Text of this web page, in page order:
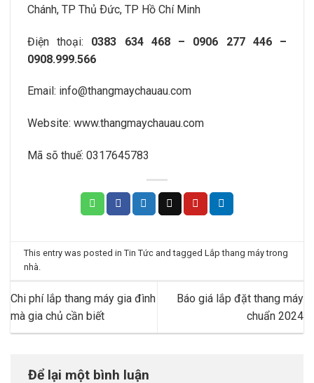
Chánh, TP Thủ Ðức, TP Hồ Chí Minh
Điện thoại: 0383 634 468 – 0906 277 446 –
0908.999.566
Email: info@thangmaychauau.com
Website: www.thangmaychauau.com
Mã sõ thuế: 0317645783
This entry was posted inTin Tức and taggedLắp thang máy trong
nhà.
Chi phí lắp thang máy gia đình
mà gia chủ cần biết
Báo giá lắp đặt thang máy
chuẩn 2024
Để lại một bình luận